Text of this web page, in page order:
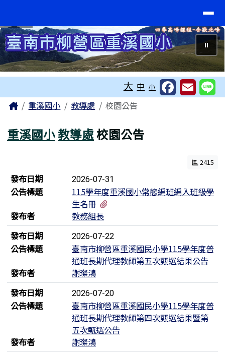
⏸
大 中 小
主內容區域
Home重溪國小 教導處 校園公告
重溪國小教導處校園公告
2415
新聞列表
發布日期 2026-07-31
公告標題
115學年度重溪國小常態編班編入班級學
生名冊
發布者
教務組長
發布日期
2026-07-22
公告標題
臺南市柳營區重溪國民小學115學年度普
通班長期代理教師第五次甄選結果公告
發布者
謝璨鴻
發布日期
2026-07-20
公告標題
臺南市柳營區重溪國民小學115學年度普
通班長期代理教師第四次甄選結果暨第
五次甄選公告
發布者
謝璨鴻
頁尾區域